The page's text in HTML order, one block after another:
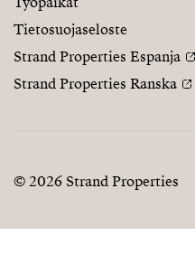
Tietosuojaseloste
Strand Properties Espanja
Strand Properties Ranska
© 2026 Strand Properties